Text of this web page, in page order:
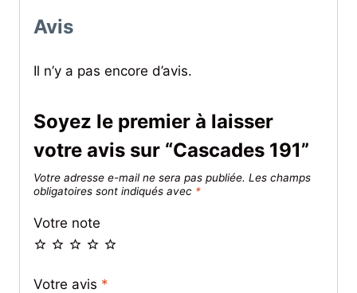
Avis
Il n’y a pas encore d’avis.
Soyez le premier à laisser
votre avis sur “Cascades 191”
Votre adresse e-mail ne sera pas publiée. Les champs
obligatoires sont indiqués avec *
Votre note
Votre avis *